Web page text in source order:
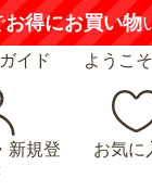
お得にお買い物
イド ようこそ
新規登
お気に